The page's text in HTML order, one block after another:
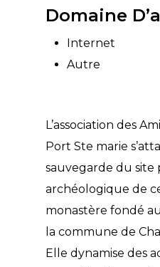
Domaine
Internet
Autre
L’association des
Port Ste marie
sauvegarde du site
archéologique de
monastère fondé
la commune de
Elle dynamise des